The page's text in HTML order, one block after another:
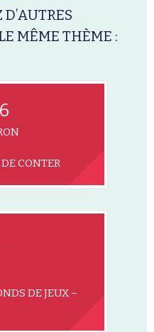
MÊME THÈME :
CONTER
DE JEUX –